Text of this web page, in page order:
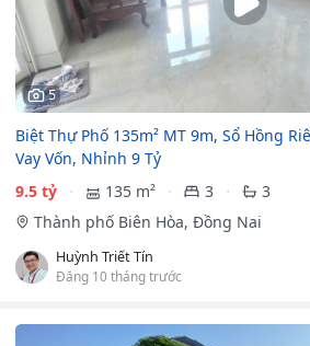
5
Biệt Thự Phố 135m² MT 9m, Sổ Hồng
Vay Vốn, Nhỉnh 9 Tỷ
9.5 tỷ
135 m² 3
3
Thành phố Biên Hòa, Đồng Nai
Huỳnh Triết Tín
Đăng 10 tháng trước